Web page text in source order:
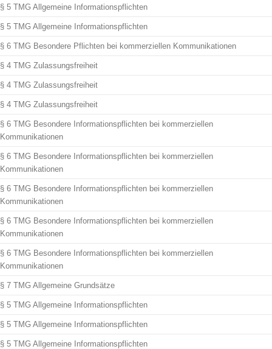
§ 5 TMG Allgemeine Informationspflichten
§ 5 TMG Allgemeine Informationspflichten
§ 6 TMG Besondere Pflichten bei kommerziellen Kommunikationen
§ 4 TMG Zulassungsfreiheit
§ 4 TMG Zulassungsfreiheit
§ 4 TMG Zulassungsfreiheit
§ 6 TMG Besondere Informationspflichten bei kommerziellen
Kommunikationen
§ 6 TMG Besondere Informationspflichten bei kommerziellen
Kommunikationen
§ 6 TMG Besondere Informationspflichten bei kommerziellen
Kommunikationen
§ 6 TMG Besondere Informationspflichten bei kommerziellen
Kommunikationen
§ 6 TMG Besondere Informationspflichten bei kommerziellen
Kommunikationen
§ 7 TMG Allgemeine Grundsätze
§ 5 TMG Allgemeine Informationspflichten
§ 5 TMG Allgemeine Informationspflichten
§ 5 TMG Allgemeine Informationspflichten